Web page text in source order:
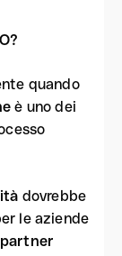
quando
è uno dei
dovrebbe
le aziende